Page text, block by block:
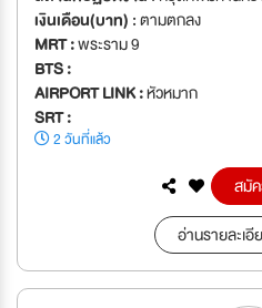
เงินเดือน(บาท) :ตามตกลง
MRT :พระราม 9
BTS :
AIRPORT LINK :หัวหมาก
SRT :
2 วันที่แล้ว
สมั
อ่านรายละเ